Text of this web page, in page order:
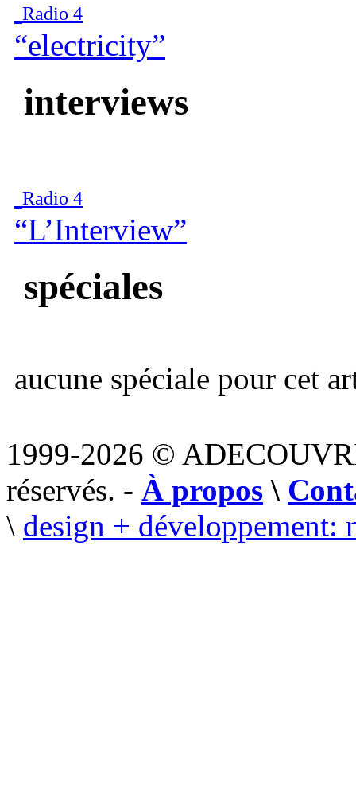
Radio 4
“electricity”
interviews
Radio 4
“L’Interview”
spéciales
aucune spéciale pour cet
1999-2026 ©
réservés. - À propos \
\ design + développement: